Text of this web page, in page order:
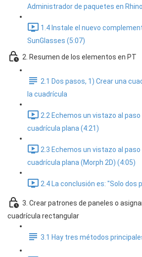
Administrador de paquetes en
1.4 Instale el nuevo
SunGlasses (5:07)
2. Resumen de los elementos en PT
2.1 Dos pasos, 1) Crear una
la cuadrícula
2.2 Echemos un vistazo al
cuadrícula plana (4:21)
2.3 Echemos un vistazo al paso
cuadrícula plana (Morph 2D) (4:05)
2.4 La conclusión es: "Solo dos
3. Crear patrones de paneles o
cuadrícula rectangular
3.1 Hay tres métodos